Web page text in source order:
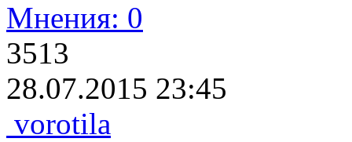
Мнения: 0
3513
28.07.2015 23:45
vorotila